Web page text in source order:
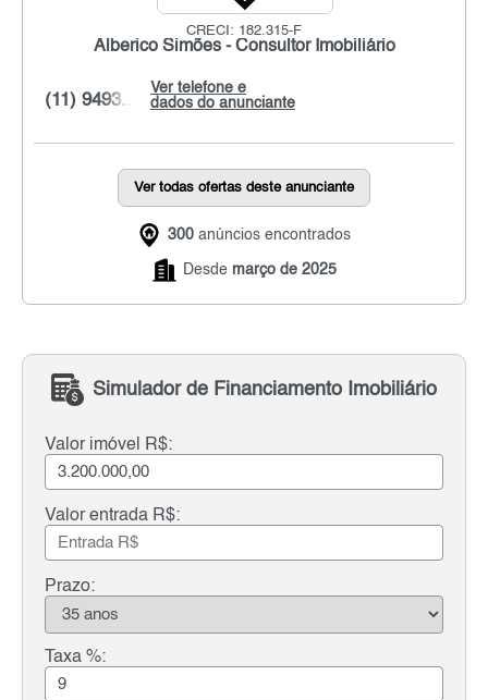
CRECI: 182.315-F
Alberico Simões - Consultor Imobiliário
Ver telefone e
dados do anunciante
(11) 9493...
Ver todas ofertas deste anunciante
300 anúncios encontrados
Desde março de 2025
Simulador de Financiamento Imobiliário
Valor imóvel R$:
Valor entrada R$:
Prazo:
Taxa %: